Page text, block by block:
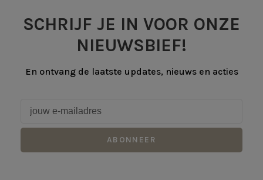
SCHRIJF JE IN VOOR ONZE
NIEUWSBIEF!
En ontvang de laatste updates, nieuws en acties
ABONNEER